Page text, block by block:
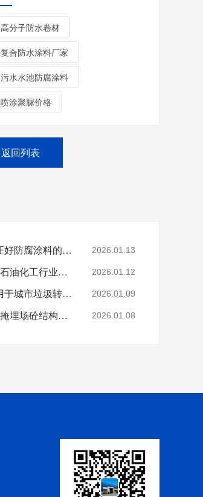
高分子防水卷材
复合防水涂料厂家
污水水池防腐涂料
喷涂聚脲价格
返回列表
科学的老化试验来进行耐久性实验是验证好防腐涂料的途径 2026.01.13
烟台鲁蒙VRA-LM®防水防腐涂料可应用石油化工行业防腐防水 2026.01.12
烟台鲁蒙高分子树脂防水防腐涂料可应用于城市垃圾转运车 2026.01.09
鲁蒙VRA-LM®混凝土结构防腐涂料垃圾掩埋场砼结构防腐 2026.01.08